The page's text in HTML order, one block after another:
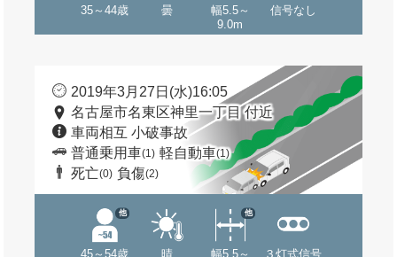
35～44歳 曇
幅5.5～
9.0m
信号なし
2019年3月27日(水)16:05
名古屋市名東区神里一丁目 付近
車両相互 小破事故
普通乗用車(1) 軽自動車(1)
死亡(0) 負傷(2)
45～54歳
他
晴
幅5.5～
他
３灯式信号